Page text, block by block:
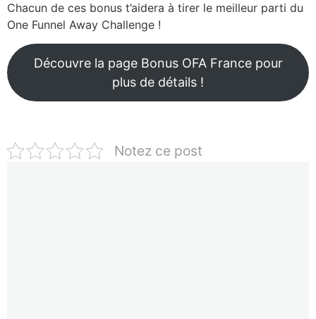
Chacun de ces bonus t’aidera à tirer le meilleur parti du
One Funnel Away Challenge !
Découvre la page Bonus OFA France pour
plus de détails !
Notez ce post